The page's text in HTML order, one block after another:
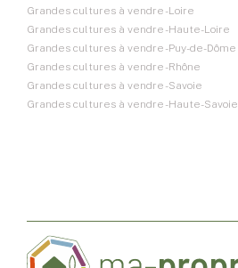
Grandes cultures à vendre - Loire
Grandes cultures à vendre - Haute-Loire
Grandes cultures à vendre - Puy-de-Dôme
Grandes cultures à vendre - Rhône
Grandes cultures à vendre - Savoie
Grandes cultures à vendre - Haute-Savoie